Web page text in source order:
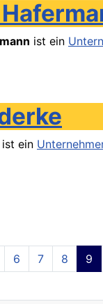
ist ein
ist ein
6 7 8 9